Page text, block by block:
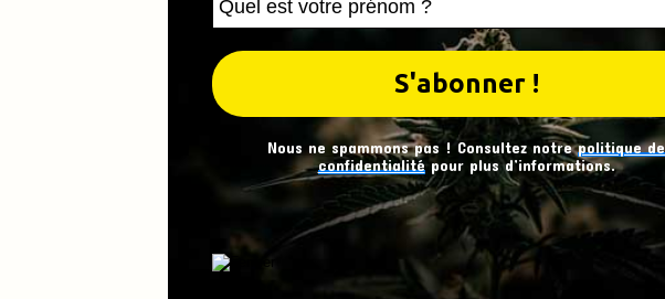
Nous ne spammons pas ! Consultez notrepolitique de
confidentialitépour plus d’informations.